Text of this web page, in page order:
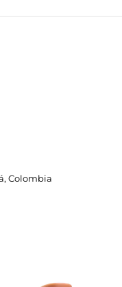
Colombia